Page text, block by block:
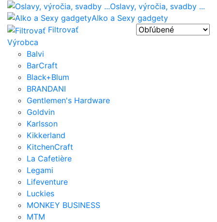
Oslavy, výročia, svadby ...
Alko a Sexy gadgety
Filtrovať
Výrobca
Balvi
BarCraft
Black+Blum
BRANDANI
Gentlemen's Hardware
Goldvin
Karlsson
Kikkerland
KitchenCraft
La Cafetière
Legami
Lifeventure
Luckies
MONKEY BUSINESS
MTM